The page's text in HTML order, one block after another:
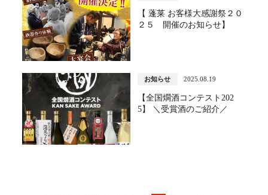
【 蓬莱 お客様大感謝祭２０
２５ 開催のお知らせ】
お知らせ 2025.08.19
【全国燗酒コンテスト202
5】 ＼受賞酒のご紹介／